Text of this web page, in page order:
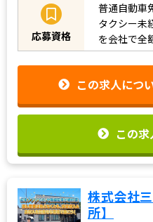
応募資格
普通自動車
タクシー未
を会社で全
この求人につ
この
株式会社
所】